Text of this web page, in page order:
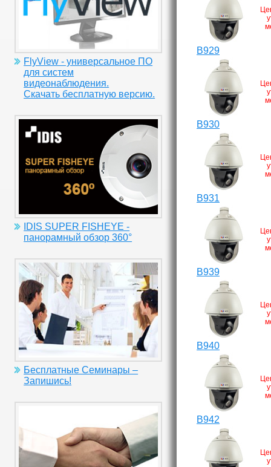
FlyView - универсальное ПО
для систем
видеонаблюдения.
Скачать бесплатную версию.
IDIS SUPER FISHEYE -
панорамный обзор 360°
Бесплатные Семинары –
Запишись!
B929
B930
B931
B939
B940
B942